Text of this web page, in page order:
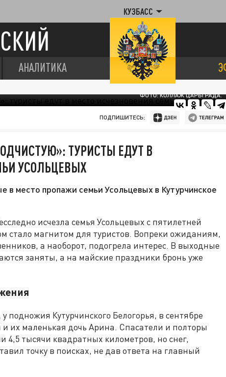
КУЗБАСС
АНАЛИТИКА
ФОТО: КОЛЛАЖ ЦАРЬГРАДА.
ПОДПИШИТЕСЬ:
ТУРИСТЫ ЕДУТ В
УСОЛЬЦЕВЫХ
в место пропажи семьи Усольцевых в Кутурчинское
исчезла семья Усольцевых с пятилетней
стало магнитом для туристов. Вопреки ожиданиям,
а наоборот, подогрела интерес. В выходные
заняты, а на майские праздники бронь уже
подножия Кутурчинского Белогорья, в сентябре
их маленькая дочь Арина. Спасатели и полторы
4,5 тысячи квадратных километров, но снег,
точку в поисках, не дав ответа на главный